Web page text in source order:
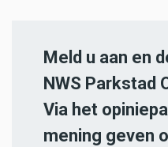
Meld u aan en
NWS Parkstad
Via het
mening geven